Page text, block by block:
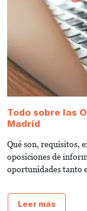
Todo sobre las
Madrid
Qué son, requisitos,
oposiciones de
oportunidades tanto
Leer más